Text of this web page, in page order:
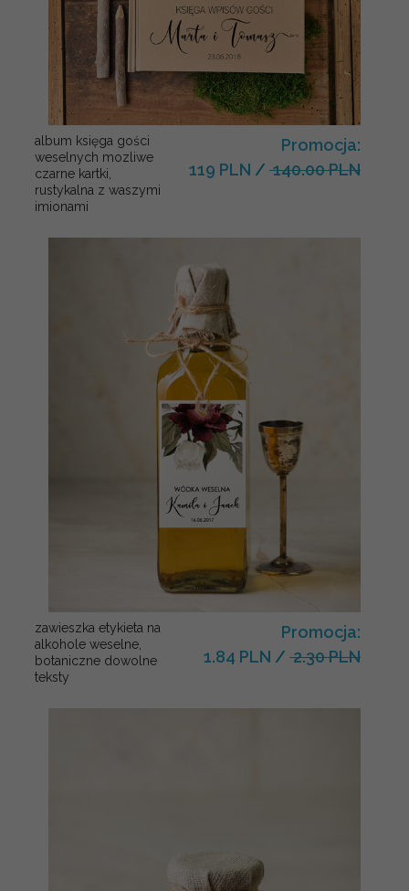
album księga gości
weselnych mozliwe
czarne kartki,
rustykalna z waszymi
imionami
Promocja:
119 PLN / 140.00 PLN
zawieszka etykieta na
alkohole weselne,
botaniczne dowolne
teksty
Promocja:
1.84 PLN / 2.30 PLN